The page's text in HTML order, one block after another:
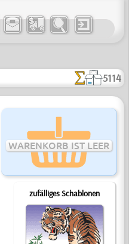
5114
WARENKORB IST LEER
zufälliges Schablonen